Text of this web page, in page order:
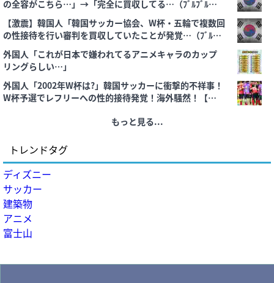
の全容がこちら…」→「完全に買収してる…（ﾌﾞﾙﾌﾞﾙ」
＝韓国の反応
【激震】韓国人「韓国サッカー協会、W杯・五輪で複数回
の性接待を行い審判を買収していたことが発覚…（ﾌﾞﾙﾌﾞ
ﾙ」＝韓国の反応
外国人「これが日本で嫌われてるアニメキャラのカップ
リングらしい…」
外国人「2002年W杯は?」韓国サッカーに衝撃的不祥事！
W杯予選でレフリーへの性的接待発覚！海外騒然！【海外
もっと見る...
トレンドタグ
ディズニー
サッカー
建築物
アニメ
富士山